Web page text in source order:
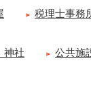
税理士事務
神社 公共施